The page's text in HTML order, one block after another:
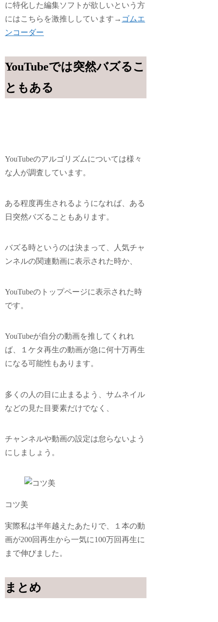
に特化した編集ソフトが欲しいという方
にはこちらを激推ししています→ ゴムエ
ンコーダー
YouTubeでは突然バズるこ
ともある
YouTubeのアルゴリズムについては様々
な人が調査しています。
ある程度再生されるようになれば、ある
日突然バズることもあります。
バズる時というのは決まって、
人気チャ
ンネルの関連動画に表示された時か、
YouTubeのトップページに表示された時
です。
YouTubeが自分の動画を推してくれれ
ば、１ケタ再生の動画が急に何十万再生
になる可能性もあります。
多くの人の目に止まるよう、サムネイル
などの見た目要素だけでなく、
チャンネルや動画の設定は怠らないよう
にしましょう。
コツ美
実際私は半年越えたあたりで、１本の動
画が200回再生から一気に100万回再生に
まで伸びました。
まとめ